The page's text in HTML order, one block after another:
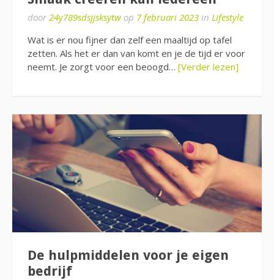
door 24y789sdsjjsksytw op 7 februari 2023 in Lifestyle
Wat is er nou fijner dan zelf een maaltijd op tafel
zetten. Als het er dan van komt en je de tijd er voor
neemt. Je zorgt voor een beoogd… [Verder lezen]
De hulpmiddelen voor je eigen
bedrijf